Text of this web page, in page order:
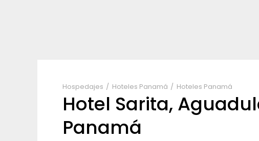
Hospedajes Hoteles Panamá Hoteles Panamá
Hotel Sarita,
Panamá